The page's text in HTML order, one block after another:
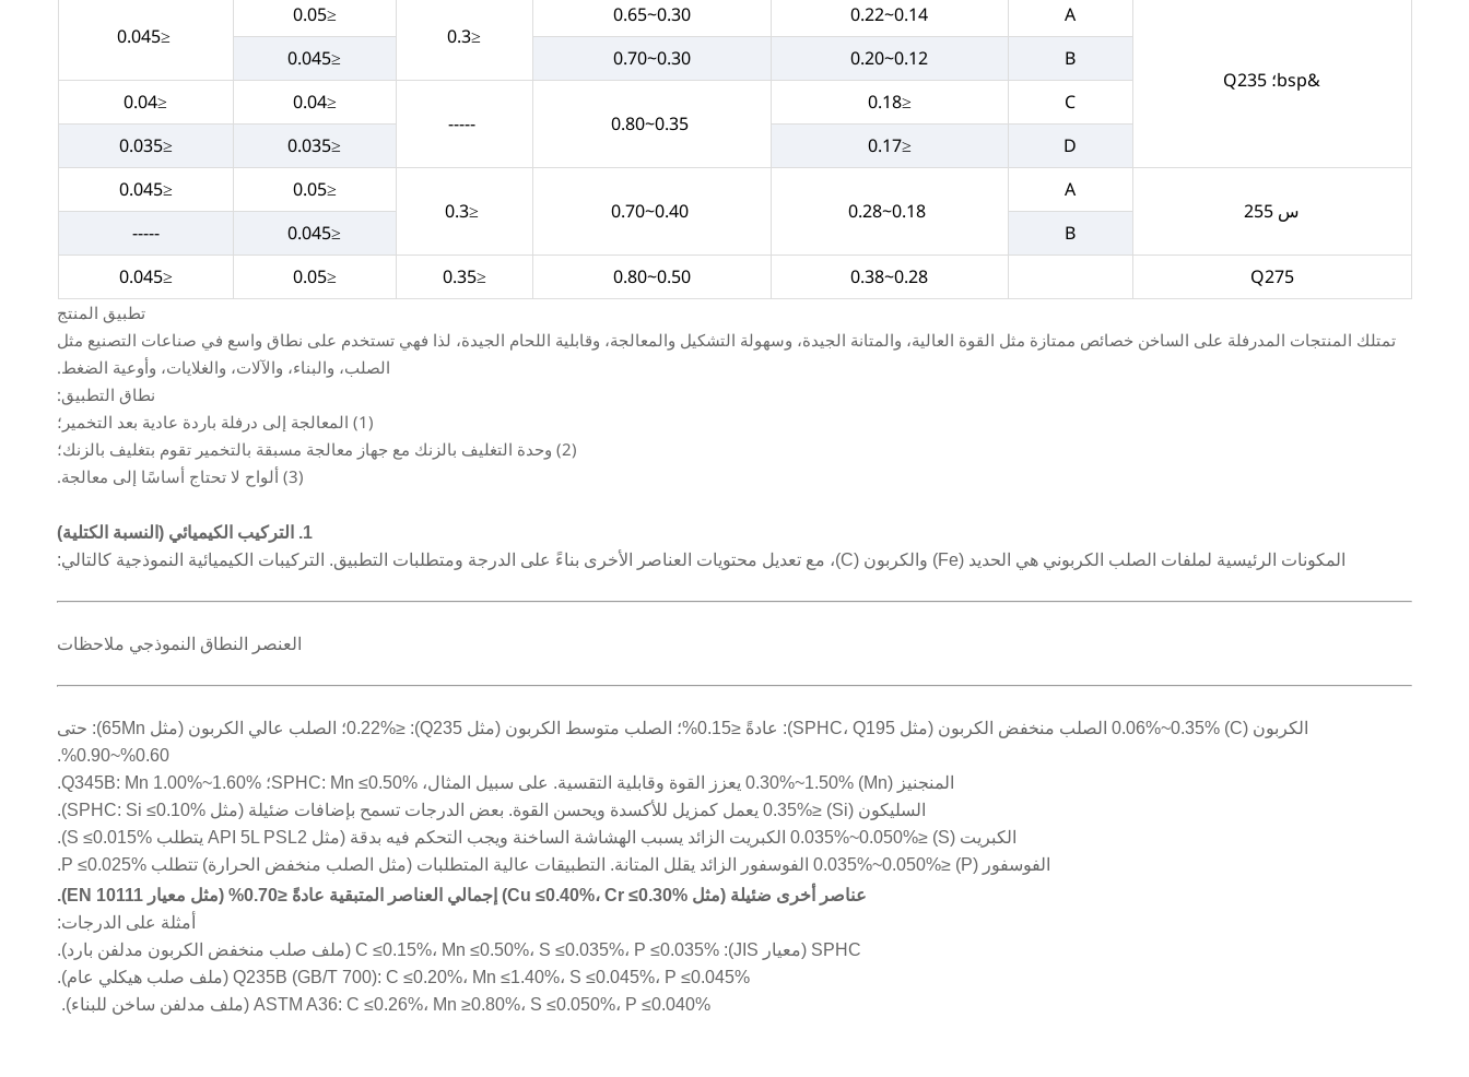
&bsp؛ Q235
A
0.14~0.22
0.30~0.65
≤0.3
≤0.05
≤0.045
B
0.12~0.20
0.30~0.70
≤0.045
C
≤0.18
0.35~0.80
-----
≤0.04
≤0.04
D
≤0.17
≤0.035
≤0.035
س 255
A
0.40~0.70
≤0.3
≤0.05
≤0.045
B
≤0.045
-----
Q275
0.28~0.38
0.50~0.80
≤0.35
≤0.05
≤0.045
تطبيق المنتج
تمتلك المنتجات المدرفلة على الساخن خصائص ممتازة مثل القوة العالية، والمتانة الجيدة، وسهولة التشكيل والمعالجة، وقابلية اللحام الجيدة، لذا فهي تستخدم على نطاق واسع في صناعات التصنيع مثل
الصلب، والبناء، والآلات، والغلايات، وأوعية الضغط.
نطاق التطبيق:
(1) المعالجة إلى درفلة باردة عادية بعد التخمير؛
(2) وحدة التغليف بالزنك مع جهاز معالجة مسبقة بالتخمير تقوم بتغليف بالزنك؛
(3) ألواح لا تحتاج أساسًا إلى معالجة.
1. التركيب الكيميائي (النسبة الكتلية)
المكونات الرئيسية لملفات الصلب الكربوني هي الحديد (Fe) والكربون (C)، مع تعديل محتويات العناصر الأخرى بناءً على الدرجة ومتطلبات التطبيق. التركيبات الكيميائية النموذجية كالتالي:
العنصر النطاق النموذجي ملاحظات
الكربون (C) 0.06%~0.35% الصلب منخفض الكربون (مثل SPHC، Q195): عادةً ≤0.15%؛ الصلب متوسط الكربون (مثل Q235): ≤0.22%؛ الصلب عالي الكربون (مثل 65Mn): حتى
0.60%~0.90%.
المنجنيز (Mn) 0.30%~1.50% يعزز القوة وقابلية التقسية. على سبيل المثال، SPHC: Mn ≤0.50%؛ Q345B: Mn 1.00%~1.60%.
السليكون (Si) ≤0.35% يعمل كمزيل للأكسدة ويحسن القوة. بعض الدرجات تسمح بإضافات ضئيلة (مثل SPHC: Si ≤0.10%).
الكبريت (S) ≤0.035%~0.050% الكبريت الزائد يسبب الهشاشة الساخنة ويجب التحكم فيه بدقة (مثل API 5L PSL2 يتطلب S ≤0.015%).
الفوسفور (P) ≤0.035%~0.050% الفوسفور الزائد يقلل المتانة. التطبيقات عالية المتطلبات (مثل الصلب منخفض الحرارة) تتطلب P ≤0.025%.
عناصر أخرى ضئيلة (مثل Cu ≤0.40%، Cr ≤0.30%) إجمالي العناصر المتبقية عادةً ≤0.70% (مثل معيار EN 10111).
أمثلة على الدرجات:
SPHC (معيار JIS): C ≤0.15%، Mn ≤0.50%، S ≤0.035%، P ≤0.035% (ملف صلب منخفض الكربون مدلفن بارد).
Q235B (GB/T 700): C ≤0.20%، Mn ≤1.40%، S ≤0.045%، P ≤0.045% (ملف صلب هيكلي عام).
ASTM A36: C ≤0.26%، Mn ≥0.80%، S ≤0.050%، P ≤0.040% (ملف مدلفن ساخن للبناء).